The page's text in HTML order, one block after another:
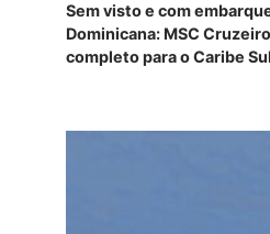
Sem visto e com
Dominicana: MSC
completo para o Caribe Sul